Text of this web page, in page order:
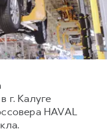
X
000 ₽
г. Калуге
HAVAL